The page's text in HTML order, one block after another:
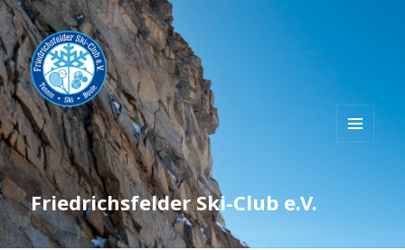
Friedrichsfelder Ski-Club e.V.